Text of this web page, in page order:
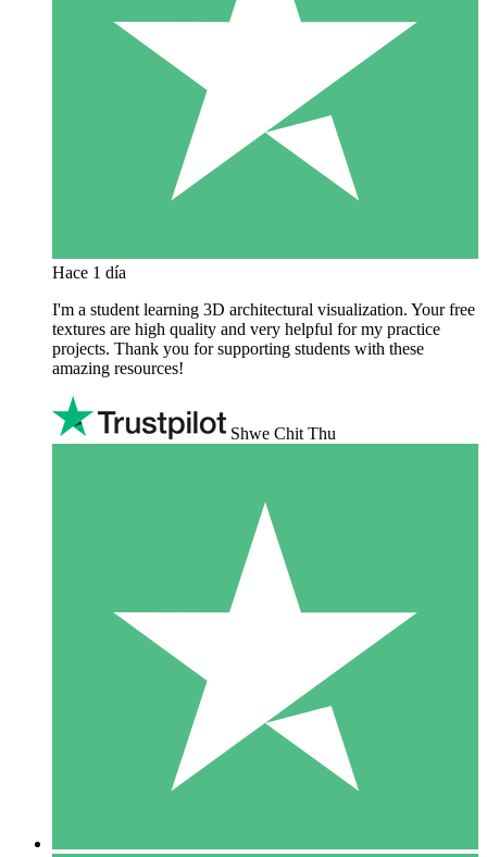
Hace 1 día
I'm a student learning 3D architectural visualization. Your free
textures are high quality and very helpful for my practice
projects. Thank you for supporting students with these
amazing resources!
Shwe Chit Thu